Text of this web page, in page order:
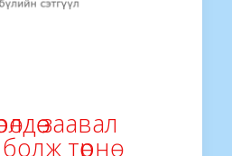
заавал
төрнө